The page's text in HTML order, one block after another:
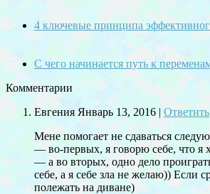
4 ключевые принципа
С чего начинается путь к
Комментарии
Евгения Январь 13, 2016 | Ответить
Мене помогает не сдаваться
— во-первых, я говорю себе, что я
— а во вторых, одно дело
себе, а я себе зла не желаю)) Если
полежать на диване)